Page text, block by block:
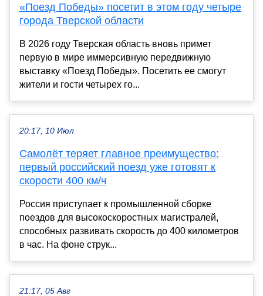
«Поезд Победы» посетит в этом году четыре
города Тверской области
В 2026 году Тверская область вновь примет
первую в мире иммерсивную передвижную
выставку «Поезд Победы». Посетить ее смогут
жители и гости четырех го...
20:17, 10 Июл
Самолёт теряет главное преимущество:
первый российский поезд уже готовят к
скорости 400 км/ч
Россия приступает к промышленной сборке
поездов для высокоскоростных магистралей,
способных развивать скорость до 400 километров
в час. На фоне струк...
21:17, 05 Авг